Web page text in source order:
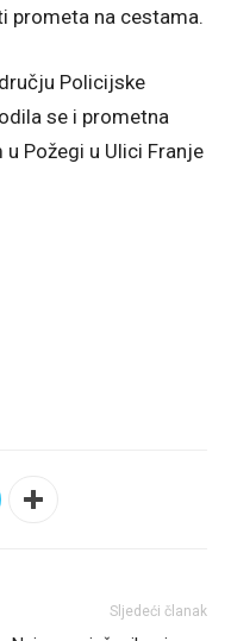
prometa na cestama.
Policijske
se i prometna
Požegi u Ulici Franje
Sljedeći članak